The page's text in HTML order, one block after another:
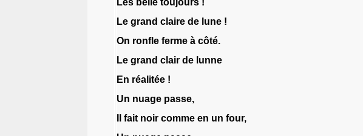
Le grand claire de lune !
On ronfle ferme à côté.
Le grand clair de lunne
En réalitée !
Un nuage passe,
fait noir comme en un four,